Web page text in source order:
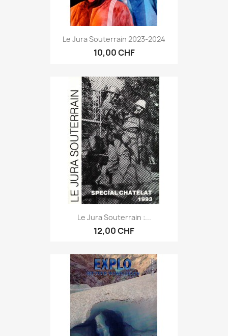
Le Jura Souterrain 2023-2024
10,00 CHF
Le Jura Souterrain :...
12,00 CHF